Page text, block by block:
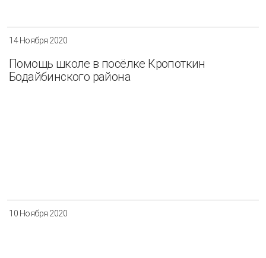
14 Ноября 2020
Помощь школе в посёлке Кропоткин
Бодайбинского района
10 Ноября 2020